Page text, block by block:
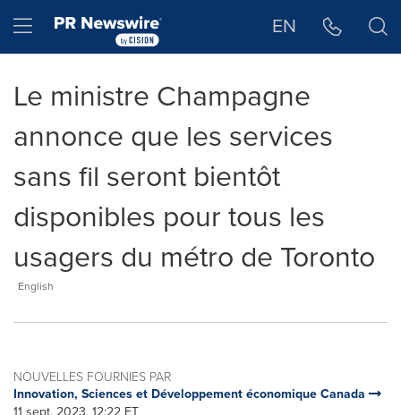
Hamburger menu EN
Le ministre Champagne
annonce que les services
sans fil seront bientôt
disponibles pour tous les
usagers du métro de Toronto
English
NOUVELLES FOURNIES PAR
Innovation, Sciences et Développement économique Canada